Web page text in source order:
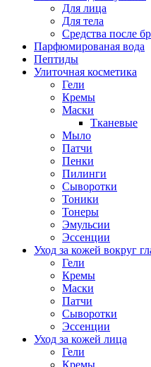
Для лица
Для тела
Средства после
Парфюмированая вода
Пептиды
Улиточная косметика
Гели
Кремы
Маски
Тканевые
Мыло
Патчи
Пенки
Пилинги
Сыворотки
Тоники
Тонеры
Эмульсии
Эссенции
Уход за кожей вокруг
Гели
Кремы
Маски
Патчи
Сыворотки
Эссенции
Уход за кожей лица
Гели